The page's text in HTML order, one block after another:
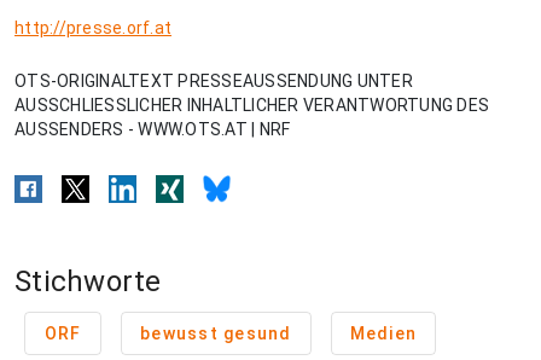
http://presse.orf.at
OTS-ORIGINALTEXT PRESSEAUSSENDUNG UNTER
AUSSCHLIESSLICHER INHALTLICHER VERANTWORTUNG DES
AUSSENDERS - WWW.OTS.AT | NRF
Stichworte
ORF bewusst gesund Medien